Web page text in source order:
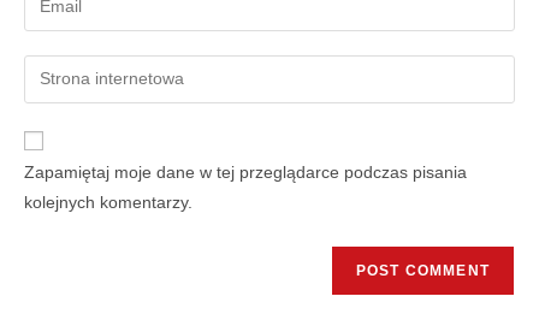
Zapamiętaj moje dane w tej przeglądarce podczas pisania
kolejnych komentarzy.